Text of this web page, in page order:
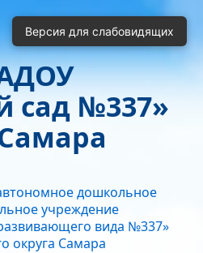
сад №337»
дошкольное
учреждение
вида №337»
округа Самара
Версия для слабовидящих
Отключить Flash
Большой
Двойной